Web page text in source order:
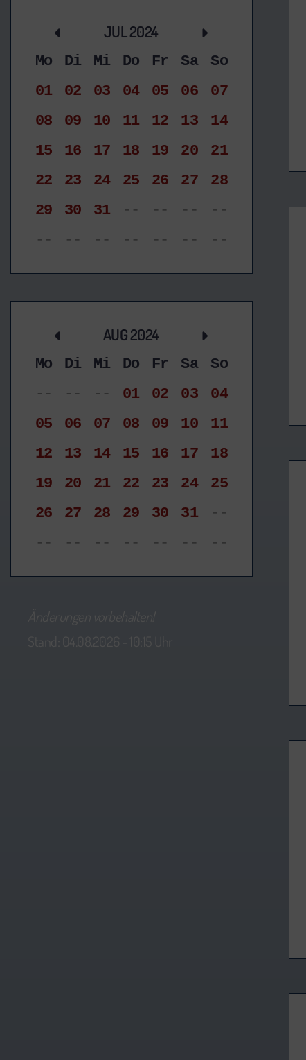
JUL 2024
Mo Di Mi Do Fr Sa
So
01
02 03 04 05 06
07
08
09 10 11 12 13
14
15
16 17 18 19 20
21
22
23 24 25 26 27
28
29
30 31 -- -- --
--
--
-- -- -- -- -- --
AUG 2024
Mo Di Mi Do Fr Sa
So
--
-- -- 01 02 03
04
05
06 07 08 09 10
11
12
13 14 15 16 17
18
19
20 21 22 23 24
25
26
27 28 29 30 31
--
--
-- -- -- -- -- --